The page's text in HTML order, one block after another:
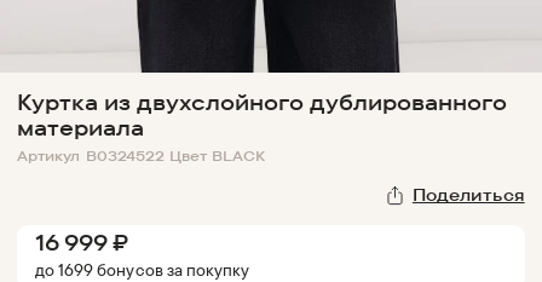
Куртка из двухслойного дублированного
материала
Артикул B0324522 Цвет BLACK
Поделиться
16 999 ₽
до1699бонусовза покупку